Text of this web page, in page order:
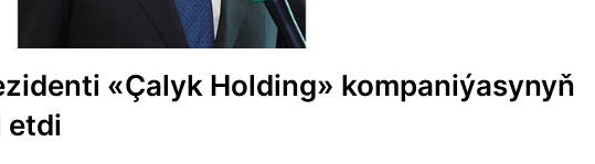
«Çalyk Holding» kompaniýasynyň
etdi